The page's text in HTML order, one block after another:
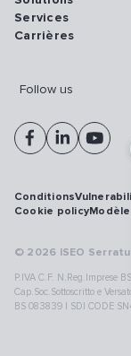
Services
Carrières
Follow us
© 2026 ISEO
P.IVA C.F. N.Reg.Imprese
Cap.Soc.Sottoscritto e
BS 083839 | SDI CODE
Conditions
Cookie policyModèle